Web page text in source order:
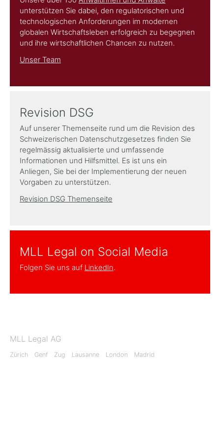
unterstützen Sie dabei, den regulatorischen und
technologischen Anforderungen im modernen
globalen Wirtschaftsleben erfolgreich zu begegnen
und ihre wirtschaftlichen Chancen zu nutzen.
Unser Team
Revision DSG
Auf unserer Themenseite rund um die Revision des
Schweizerischen Datenschutzgesetzes finden Sie
regelmässig aktualisierte und umfassende
Informationen und Hilfsmittel. Es ist uns ein
Anliegen, Sie bei der Implementierung der neuen
Vorgaben zu unterstützen.
Revision DSG Themenseite
MLL Legal on Social Media
Folgen Sie uns auf LinkedIn.
MLL Legal AG
Zürich Genf Zug Lausanne London Madrid